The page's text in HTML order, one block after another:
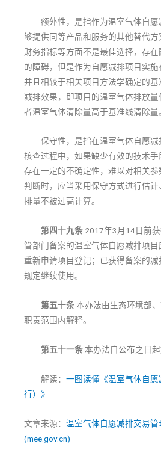
额外性，是指作为温室气体自愿
够提供同等产品和服务的其他替代
财务指标等方面不是最佳选择，存
的障碍，但是作为自愿减排项目实施
并且相较于相关项目方法学确定的
减排效果，即项目的温室气体排放
者温室气体清除量高于基准线清除量
保守性，是指在温室气体自愿减
核查过程中，如果缺少有效的技术手
存在一定的不确定性，难以对相关
判断时，应当采用保守方式进行估
排量不被过高计算。
第四十九条 2017年3月14日前
管部门备案的温室气体自愿减排项目
重新申请项目登记；已获得备案的
规定继续使用。
第五十条本办法由生态环境部
职责范围内解释。
第五十一条本办法自公布之日起
解读： 一图读懂《温室气体自
行）》
文章来源： 温室气体自愿减排交易管
(mee.gov.cn)